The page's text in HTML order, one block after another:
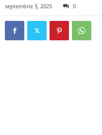
septembrie 3, 2025 0